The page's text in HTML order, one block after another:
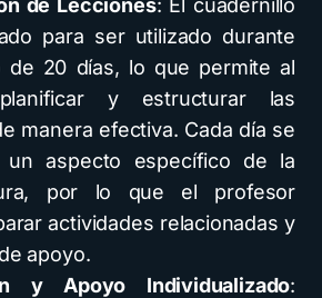
de Lecciones: El cuadernillo
para ser utilizado durante
de 20 días, lo que permite al
y estructurar las
manera efectiva. Cada día se
un aspecto específico de la
por lo que el profesor
actividades relacionadas y
apoyo.
y Apoyo Individualizado: